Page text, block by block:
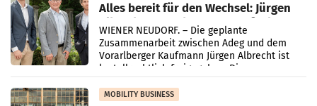
Alles bereit für den Wechsel: Jürgen
Albrecht setzt ab 1.1.2027 auf Adeg
WIENER NEUDORF. – Die geplante
Zusammenarbeit zwischen Adeg und dem
Vorarlberger Kaufmann Jürgen Albrecht ist
kartellrechtlich freigegeben: Die
Bundeswettbewerbsbehörde und der
Bundeskartellanwalt
MOBILITY BUSINESS